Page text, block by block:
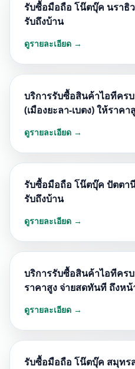
รับซื้อมือถือ โน๊ตบุ๊ค นราธิ
รับถึงบ้าน
ดูรายละเอียด →
บริการรับซื้อสินค้าไอทีคร
(เมืองยะลา-เบตง) ให้ราค
ดูรายละเอียด →
รับซื้อมือถือ โน๊ตบุ๊ค ปัตตา
รับถึงบ้าน
ดูรายละเอียด →
บริการรับซื้อสินค้าไอทีคร
ราคาสูง จ่ายสดทันที ถึงห
ดูรายละเอียด →
รับซื้อมือถือ โน๊ตบุ๊ค สมุทร